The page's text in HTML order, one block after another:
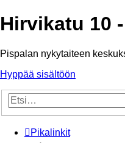
Hirvikatu 10
Pispalan nykytaiteen
Hyppää sisältöön
Pikalinkit